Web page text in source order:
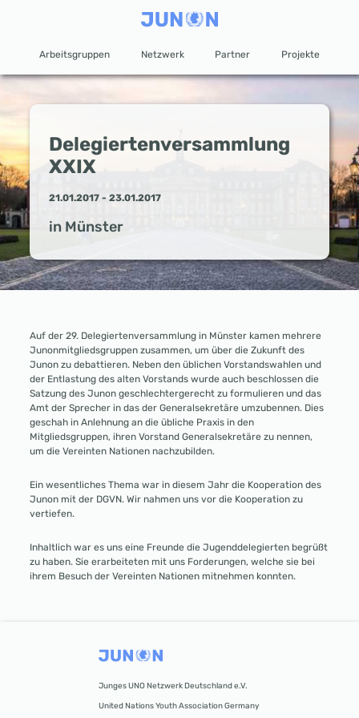
Arbeitsgruppen Netzwerk Partner Projekte
Delegiertenversammlung
XXIX
21.01.2017 - 23.01.2017
in Münster
Auf der 29. Delegiertenversammlung in Münster kamen mehrere
Junonmitgliedsgruppen zusammen, um über die Zukunft des
Junon zu debattieren. Neben den üblichen Vorstandswahlen und
der Entlastung des alten Vorstands wurde auch beschlossen die
Satzung des Junon geschlechtergerecht zu formulieren und das
Amt der Sprecher in das der Generalsekretäre umzubennen. Dies
geschah in Anlehnung an die übliche Praxis in den
Mitgliedsgruppen, ihren Vorstand Generalsekretäre zu nennen,
um die Vereinten Nationen nachzubilden.
Ein wesentliches Thema war in diesem Jahr die Kooperation des
Junon mit der DGVN. Wir nahmen uns vor die Kooperation zu
vertiefen.
Inhaltlich war es uns eine Freunde die Jugenddelegierten begrüßt
zu haben. Sie erarbeiteten mit uns Forderungen, welche sie bei
ihrem Besuch der Vereinten Nationen mitnehmen konnten.
Junges UNO Netzwerk Deutschland e.V.
United Nations Youth Association Germany